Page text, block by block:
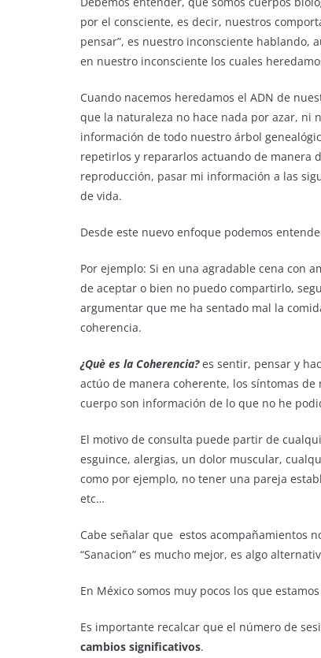
por el consciente, es decir, nuestros
pensar”, es nuestro inconsciente hablando,
en nuestro inconsciente los cuales
Cuando nacemos heredamos el ADN de
que la naturaleza no hace nada por azar,
información de todo nuestro árbol
repetirlos y repararlos actuando de
reproducción, pasar mi información a las
de vida.
Desde este nuevo enfoque podemos
Por ejemplo: Si en una agradable cena con
de aceptar o bien no puedo compartirlo,
argumentar que me ha sentado mal la
coherencia.
¿Què es la Coherencia?es sentir, pensar y
actúo de manera coherente, los síntomas
cuerpo son información de lo que no he
El motivo de consulta puede partir de
esguince, alergias, un dolor muscular,
como por ejemplo, no tener una pareja
etc…
Cabe señalar que estos acompañamientos
“Sanacion” es mucho mejor, es algo
En México somos muy pocos los que
Es importante recalcar que el número de
cambios significativos.